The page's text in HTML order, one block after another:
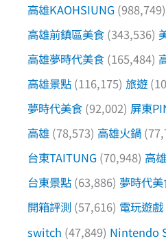
高雄KAOHSIUNG (988,749)
高雄前鎮區美食 (343,536)
高雄夢時代美食 (165,484)
高雄景點 (116,175) 旅遊
夢時代美食 (92,002) 屏東
高雄 (78,573) 高雄火鍋
台東TAITUNG (70,948) 高
台東景點 (63,886) 夢時代
開箱評測 (57,616) 電玩遊戲
switch (47,849) Nintendo